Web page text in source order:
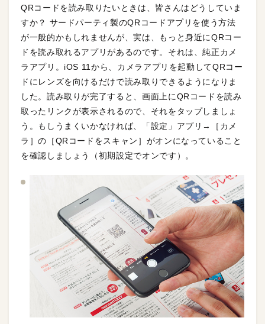
QRコードを読み取りたいときは、皆さんはどうしていま
すか？ サードパーティ製のQRコードアプリを使う方法
が一般的かもしれませんが、実は、もっと身近にQRコー
ドを読み取れるアプリがあるのです。それは、純正カメ
ラアプリ。iOS 11から、カメラアプリを起動してQRコー
ドにレンズを向けるだけで読み取りできるようになりま
した。読み取りが完了すると、画面上にQRコードを読み
取ったリンクが表示されるので、それをタップしましょ
う。もしうまくいかなければ、「設定」アプリ→［カメ
ラ］の［QRコードをスキャン］がオンになっていること
を確認しましょう（初期設定でオンです）。